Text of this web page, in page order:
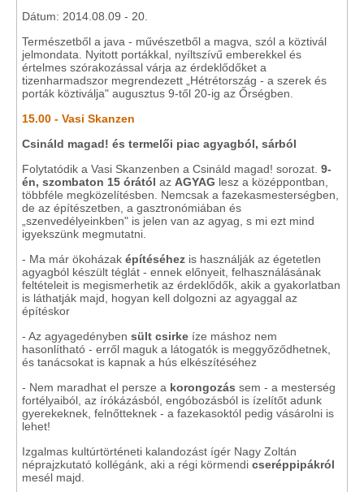
Dátum: 2014.08.09 - 20.
Természetből a java - művészetből a magva, szól a köztivál
jelmondata. Nyitott portákkal, nyíltszívű emberekkel és
értelmes szórakozással várja az érdeklődőket a
tizenharmadszor megrendezett „Hétrétország - a szerek és
porták köztiválja" augusztus 9-től 20-ig az Őrségben.
15.00 - Vasi Skanzen
Csináld magad! és termelői piac agyagból, sárból
Folytatódik a Vasi Skanzenben a Csináld magad! sorozat. 9-
én, szombaton 15 órától az AGYAG lesz a középpontban,
többféle megközelítésben. Nemcsak a fazekasmesterségben,
de az építészetben, a gasztronómiában és
„szenvedélyeinkben" is jelen van az agyag, s mi ezt mind
igyekszünk megmutatni.
- Ma már ökoházak építéséhez is használják az égetetlen
agyagból készült téglát - ennek előnyeit, felhasználásának
feltételeit is megismerhetik az érdeklődők, akik a gyakorlatban
is láthatják majd, hogyan kell dolgozni az agyaggal az
építéskor
- Az agyagedényben sült csirke íze máshoz nem
hasonlítható - erről maguk a látogatók is meggyőződhetnek,
és tanácsokat is kapnak a hús elkészítéséhez
- Nem maradhat el persze a korongozás sem - a mesterség
fortélyaiból, az írókázásból, engóbozásból is ízelítőt adunk
gyerekeknek, felnőtteknek - a fazekasoktól pedig vásárolni is
lehet!
Izgalmas kultúrtörténeti kalandozást ígér Nagy Zoltán
néprajzkutató kollégánk, aki a régi körmendi cseréppipákról
mesél majd.